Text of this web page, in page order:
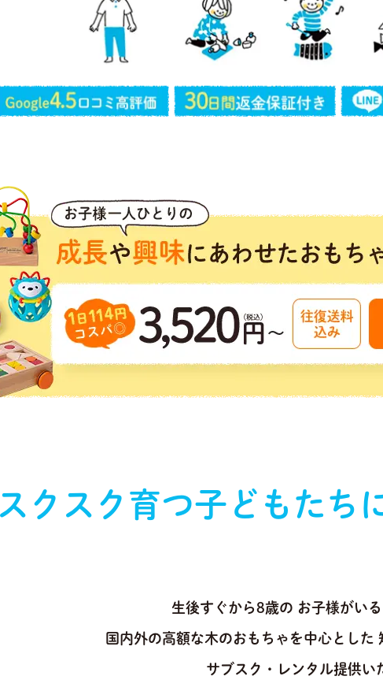
スクスク育つ子どもたち
生後すぐから8歳の お子様がい
国内外の高額な木のおもちゃを中心とした
サブスク・レンタル提供い